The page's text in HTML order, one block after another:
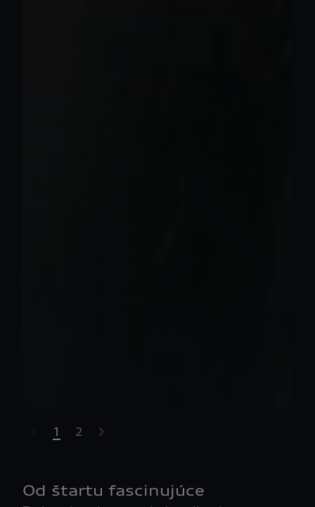
highlights.skipLinkText__
1 2
Od štartu fascinujúce